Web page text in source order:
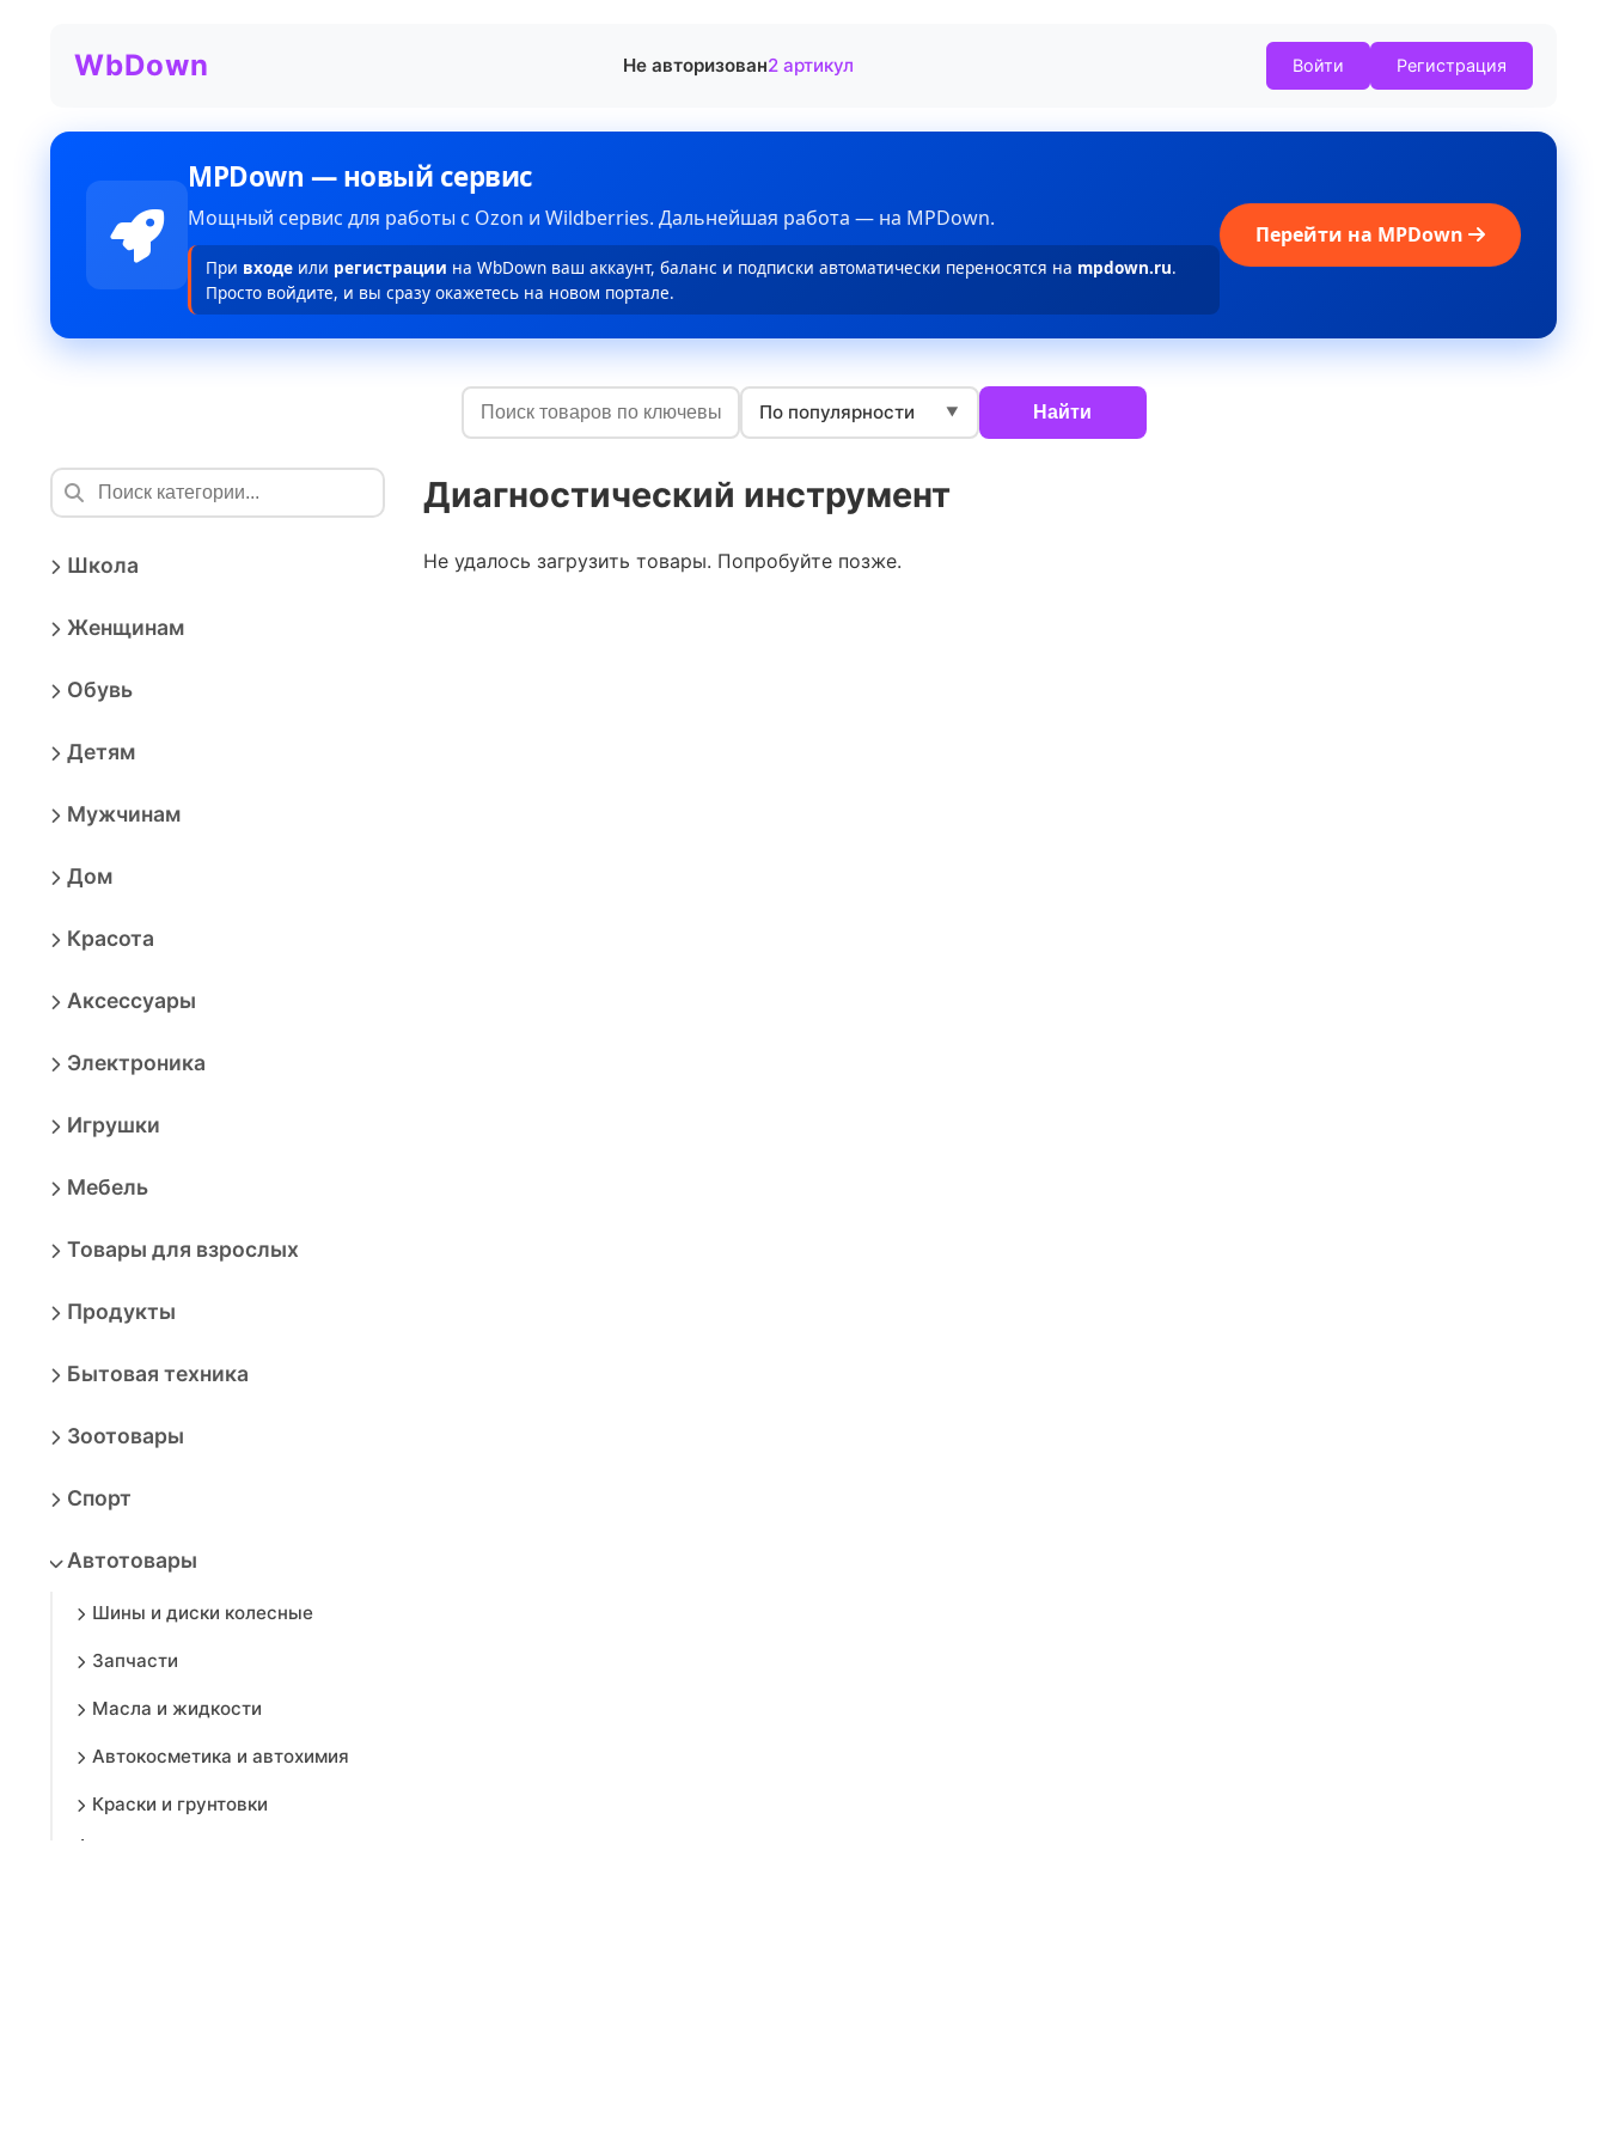
WbDown Не авторизован2 артикул Войти Регистрация
MPDown — новый сервис
Мощный сервис для работы с Ozon и Wildberries. Дальнейшая работа — на MPDown.
При входе или регистрации на WbDown ваш аккаунт, баланс и подписки автоматически переносятся на mpdown.ru.
Просто войдите, и вы сразу окажетесь на новом портале.
Перейти на MPDown
По популярности ▼ Найти
Школа
Женщинам
Обувь
Детям
Мужчинам
Дом
Красота
Аксессуары
Электроника
Игрушки
Мебель
Товары для взрослых
Продукты
Бытовая техника
Зоотовары
Спорт
Автотовары
Шины и диски колесные
Запчасти
Масла и жидкости
Автокосметика и автохимия
Краски и грунтовки
Автоэлектроника и навигация
Диагностический инструмент
Не удалось загрузить товары. Попробуйте позже.